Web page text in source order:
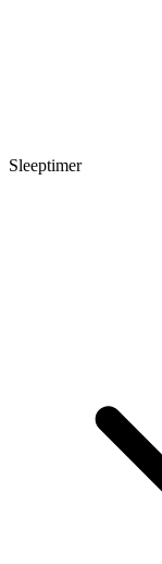
Sleeptimer